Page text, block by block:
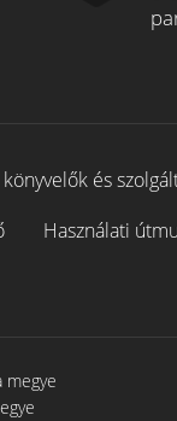
és
Használati
megye